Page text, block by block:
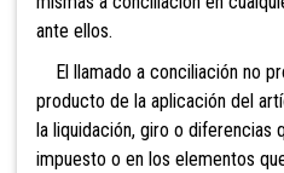
ante ellos.
El llamado a conciliación no
producto de la aplicación del
la liquidación, giro o diferencias
impuesto o en los elementos